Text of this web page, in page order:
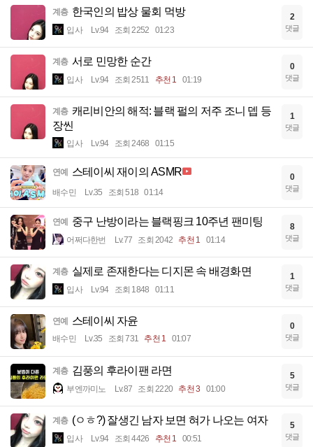
계층 한국인의 밥상 물회 먹방
입사 Lv.94 조회 2252 01:23
2
댓글
계층 서로 민망한 순간
입사 Lv.94 조회 2511 추천 1 01:19
0
댓글
계층 캐리비안의 해적: 블랙 펄의 저주 조니 뎁 등
장씬
입사 Lv.94 조회 2468 01:15
1
댓글
연예 스테이씨 재이의 ASMR
배수민 Lv.35 조회 518 01:14
0
댓글
연예 중구 난방이라는 블랙핑크 10주년 팬미팅
어쩌다한번 Lv.77 조회 2042 추천 1 01:14
8
댓글
계층 실제로 존재한다는 디지몬 속 배경화면
입사 Lv.94 조회 1848 01:11
1
댓글
연예 스테이씨 자윤
배수민 Lv.35 조회 731 추천 1 01:07
0
댓글
계층 김풍의 후라이팬 라면
부엔까미노 Lv.87 조회 2220 추천 3 01:00
5
댓글
계층 (ㅇㅎ?) 잘생긴 남자 보면 혀가 나오는 여자
입사 Lv.94 조회 4426 추천 1 00:51
5
댓글